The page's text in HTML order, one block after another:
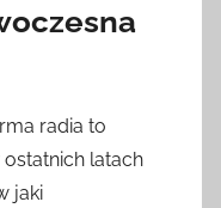
radia to
latach
jaki